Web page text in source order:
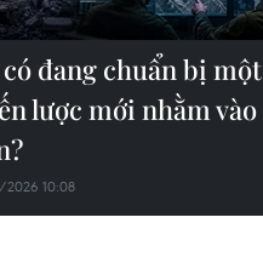
đang chuẩn bị một
lược mới nhằm vào
10:08